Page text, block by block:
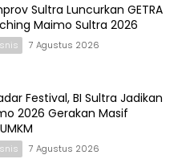
Sultra Luncurkan GETRA
Maimo Sultra 2026
7 Agustus 2026
Festival, BI Sultra Jadikan
2026 Gerakan Masif
7 Agustus 2026